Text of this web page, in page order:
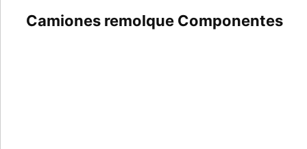
Camiones remolque Componentes